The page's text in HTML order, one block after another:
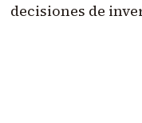
decisiones de